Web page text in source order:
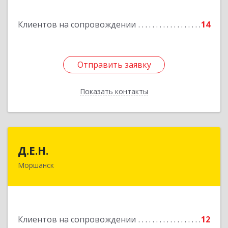
Клиентов на сопровождении 14
Отправить заявку
Показать контакты
Отправить заявку
Назад
Д.Е.Н.
Моршанск
Клиентов на сопровождении 12